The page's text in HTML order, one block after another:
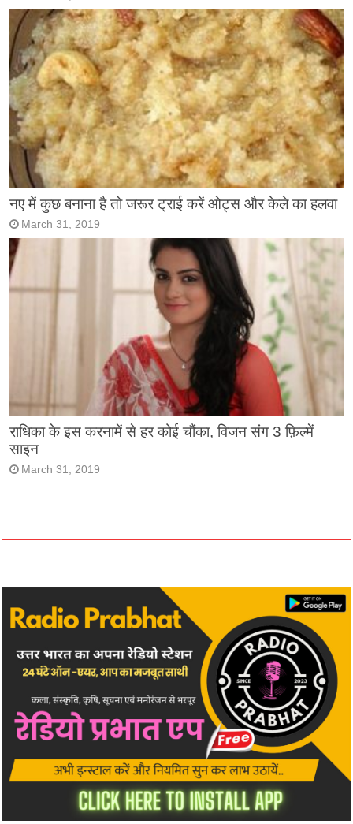
नए में कुछ बनाना है तो जरूर ट्राई करें ओट्स और केले का हलवा
March 31, 2019
राधिका के इस करनामें से हर कोई चौंका, विजन संग 3 फ़िल्में
साइन
March 31, 2019